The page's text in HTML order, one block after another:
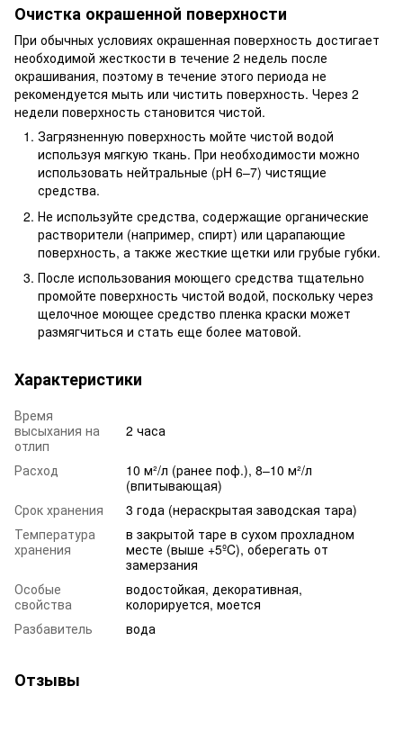
Очистка окрашенной поверхности
При обычных условиях окрашенная поверхность достигает
необходимой жесткости в течение 2 недель после
окрашивания, поэтому в течение этого периода не
рекомендуется мыть или чистить поверхность. Через 2
недели поверхность становится чистой.
Загрязненную поверхность мойте чистой водой
используя мягкую ткань. При необходимости можно
использовать нейтральные (pH 6–7) чистящие
средства.
Не используйте средства, содержащие органические
растворители (например, спирт) или царапающие
поверхность, а также жесткие щетки или грубые губки.
После использования моющего средства тщательно
промойте поверхность чистой водой, поскольку через
щелочное моющее средство пленка краски может
размягчиться и стать еще более матовой.
Характеристики
Время
высыхания на
отлип
2 часа
Расход
10 м²/л (ранее поф.), 8–10 м²/л
(впитывающая)
Срок хранения
3 года (нераскрытая заводская тара)
Температура
хранения
в закрытой таре в сухом прохладном
месте (выше +5ºC), оберегать от
замерзания
Особые
свойства
водостойкая, декоративная,
колорируется, моется
Разбавитель
вода
Отзывы